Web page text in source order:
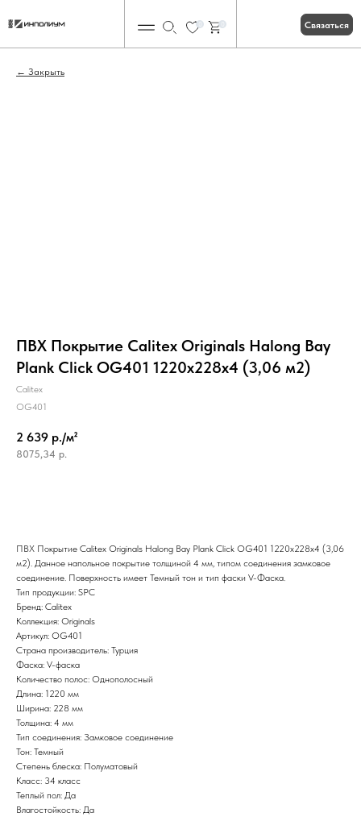
Связаться
Закрыть
ПВХ Покрытие Calitex Originals Halong Bay
Plank Click OG401 1220x228x4 (3,06 м2)
Calitex
OG401
2 639 р./м²
8075,34 р.
ПВХ Покрытие Calitex Originals Halong Bay Plank Click OG401 1220x228x4 (3,06
м2). Данное напольное покрытие толщиной 4 мм, типом соединения замковое
соединение. Поверхность имеет Темный тон и тип фаски V-Фаска.
Тип продукции: SPC
Бренд: Calitex
Коллекция: Originals
Артикул: OG401
Страна производитель: Турция
Фаска: V-фаска
Количество полос: Однополосный
Длина: 1220 мм
Ширина: 228 мм
Толщина: 4 мм
Тип соединения: Замковое соединение
Тон: Темный
Степень блеска: Полуматовый
Класс: 34 класс
Теплый пол: Да
Влагостойкость: Да